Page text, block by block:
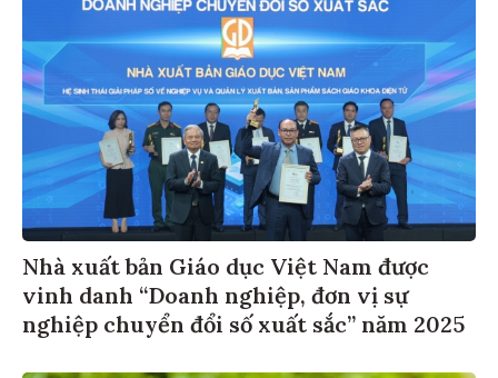
Nhà xuất bản Giáo dục Việt Nam được
vinh danh “Doanh nghiệp, đơn vị sự
nghiệp chuyển đổi số xuất sắc” năm 2025